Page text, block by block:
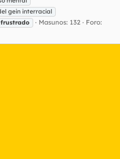
gein interracial
frustrado Masunos: 132
Foro: